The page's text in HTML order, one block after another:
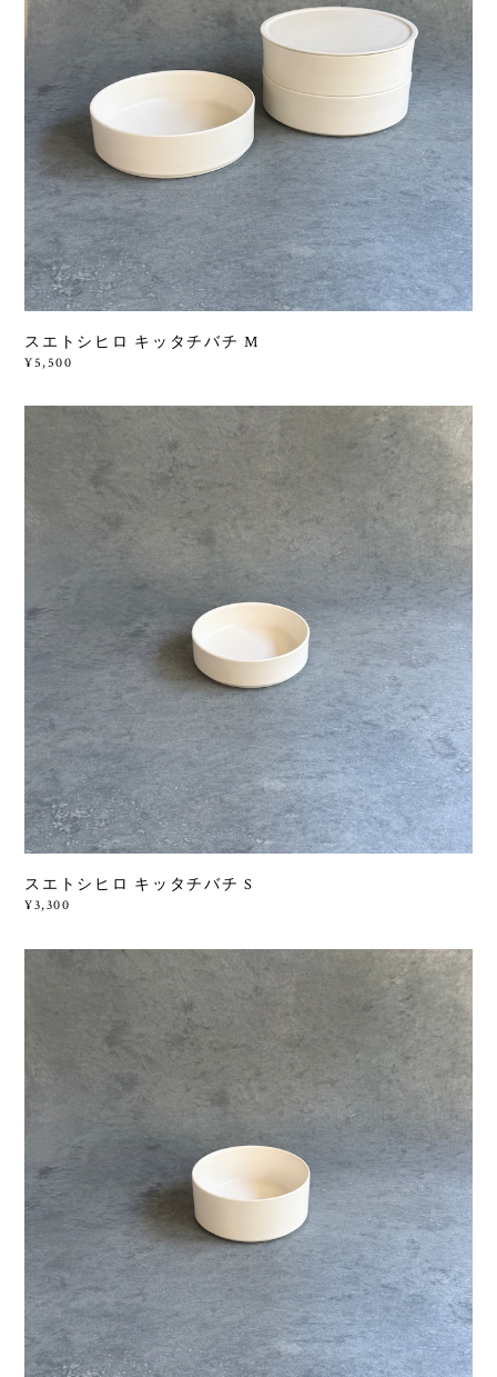
スエトシヒロ キッタチバチ M
¥5,500
スエトシヒロ キッタチバチ S
¥3,300